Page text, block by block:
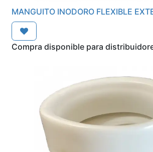
MANGUITO INODORO FLEXIBLE
Compra disponible para